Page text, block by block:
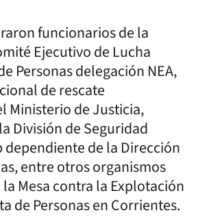
funcionarios de la
Ejecutivo de Lucha
Personas delegación NEA,
de rescate
Ministerio de Justicia,
División de Seguridad
dependiente de la Dirección
entre otros organismos
Mesa contra la Explotación
de Personas en Corrientes.